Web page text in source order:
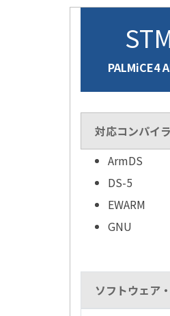
PALMiCE4
対応コンパイラ
ArmDS
DS-5
EWARM
GNU
ソフトウェア